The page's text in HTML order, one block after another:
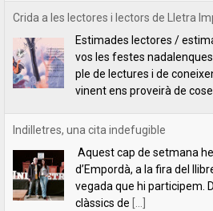
Aquest cap de setmana
d’Empordà, a la fira del
vegada que hi participem.
clàssics de[...]
Lletra Impresa Edicions participa en la
del Pirineu
Com cada any, Lletra
Fira del Llibre del Pirineu
l'emblemàtic poble
sèrie de novetats